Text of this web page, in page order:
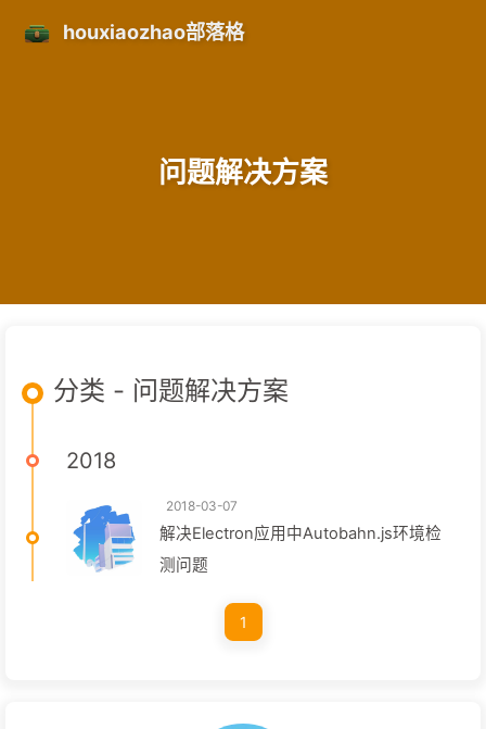
houxiaozhao部落格
问题解决方案
分类 - 问题解决方案
2018
2018-03-07
解决Electron应用中Autobahn.js环境检
测问题
1